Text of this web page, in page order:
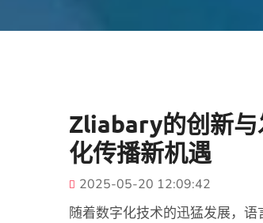
Zliabary的创新与
化传播新机遇
2025-05-20 12:09:42
随着数字化技术的迅猛发展，